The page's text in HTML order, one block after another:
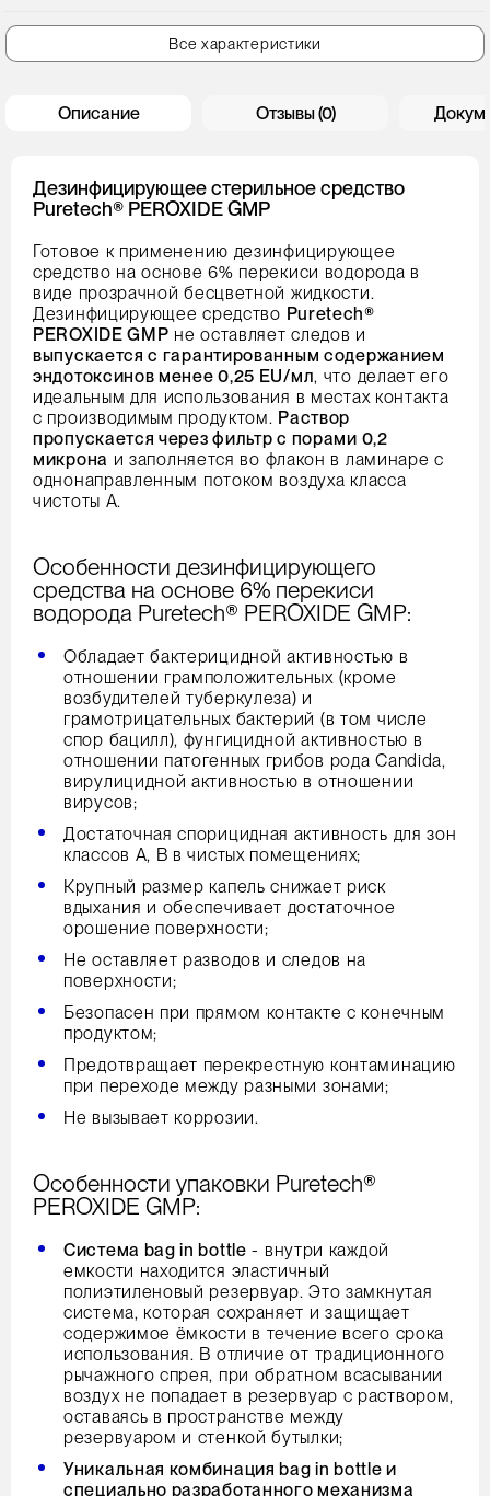
Все характеристики
Описание Отзывы (0)
Дезинфицирующее стерильное средство
Puretech® PEROXIDE GMP
Готовое к применению дезинфицирующее
средство на основе 6% перекиси водорода в
виде прозрачной бесцветной жидкости.
Дезинфицирующее средство Puretech®
PEROXIDE GMP не оставляет следов и
выпускается c гарантированным содержанием
эндотоксинов менее 0,25 EU/мл, что делает его
идеальным для использования в местах контакта
с производимым продуктом. Раствор
пропускается через фильтр с порами 0,2
микрона и заполняется во флакон в ламинаре с
однонаправленным потоком воздуха класса
чистоты А.
Особенности дезинфицирующего
средства на основе 6% перекиси
водорода Puretech® PEROXIDE GMP:
Обладает бактерицидной активностью в
отношении грамположительных (кроме
возбудителей туберкулеза) и
грамотрицательных бактерий (в том числе
спор бацилл), фунгицидной активностью в
отношении патогенных грибов рода Candida,
вирулицидной активностью в отношении
вирусов;
Достаточная спорицидная активность для зон
классов А, B в чистых помещениях;
Крупный размер капель снижает риск
вдыхания и обеспечивает достаточное
орошение поверхности;
Не оставляет разводов и следов на
поверхности;
Безопасен при прямом контакте с конечным
продуктом;
Предотвращает перекрестную контаминацию
при переходе между разными зонами;
Не вызывает коррозии.
Особенности упаковки Puretech®
PEROXIDE GMP:
Система bag in bottle - внутри каждой
емкости находится эластичный
полиэтиленовый резервуар. Это замкнутая
система, которая сохраняет и защищает
содержимое ёмкости в течение всего срока
использования. В отличие от традиционного
рычажного спрея, при обратном всасывании
воздух не попадает в резервуар с раствором,
оставаясь в пространстве между
резервуаром и стенкой бутылки;
Уникальная комбинация bag in bottle и
специально разработанного механизма